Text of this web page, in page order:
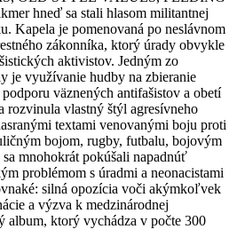
hneď sa stali hlasom militantnej
Kapela je pomenovaná po neslávnom
zákonníka, ktorý úrady obvykle
aktivistov. Jedným zo
je využívanie hudby na zbieranie
väznených antifašistov a obetí
rozvinula vlastný štýl agresívneho
textami venovanými boju proti
bojom, rugby, futbalu, bojovým
mnohokrát pokúšali napadnúť
problémom s úradmi a neonacistami
silná opozícia voči akýmkoľvek
a výzva k medzinárodnej
album, ktorý vychádza v počte 300